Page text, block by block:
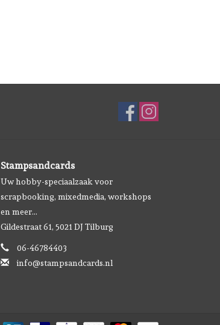
Stampsandcards
Uw hobby-speciaalzaak voor
scrapbooking, mixedmedia, workshops
en meer...
Gildestraat 61, 5021 DJ Tilburg
06-46784403
info@stampsandcards.nl